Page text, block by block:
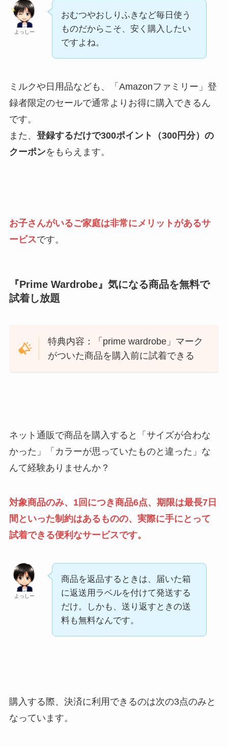
よっしー
おむつやおしりふきなど毎日使う
ものだからこそ、安く購入したい
ですよね。
ミルクや日用品なども、「Amazonファミリー」登
録者限定のセールで通常よりお得に購入できるん
です。
また、 登録するだけで300ポイント（300円分）の
クーポンをもらえます。
お子さんがいるご家庭は非常にメリットがあるサ
ービスです。
『Prime Wardrobe』気になる商品を無料で
試着し放題
特典内容：「prime wardrobe」マーク
がついた商品を購入前に試着できる
ネット通販で商品を購入すると「サイズが合わな
かった」「カラーが思っていたものと違った」な
んて経験ありませんか？
対象商品のみ、1回につき商品6点、期限は最長7日
間といった制約はあるものの、実際に手にとって
試着できる便利なサービスです。
よっしー
商品を返品するときは、届いた箱
に返送用ラベルを付けて発送する
だけ。しかも、送り返すときの送
料も無料なんです。
購入する際、決済に利用できるのは次の3点のみと
なっています。